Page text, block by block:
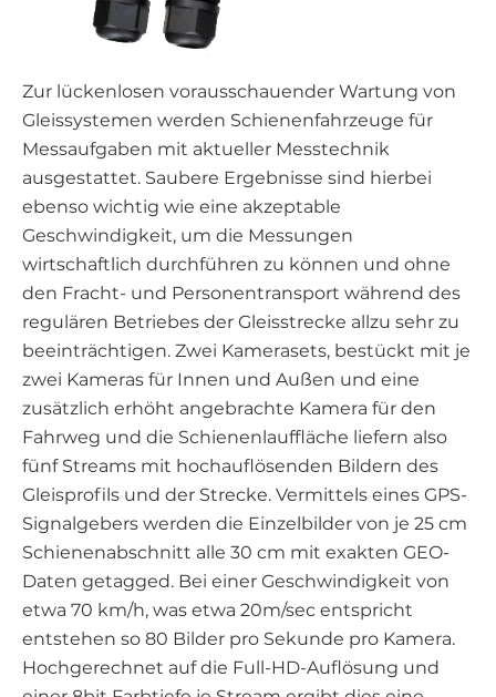
Zur lückenlosen vorausschauender Wartung von
Gleissystemen werden Schienenfahrzeuge für
Messaufgaben mit aktueller Messtechnik
ausgestattet. Saubere Ergebnisse sind hierbei
ebenso wichtig wie eine akzeptable
Geschwindigkeit, um die Messungen
wirtschaftlich durchführen zu können und ohne
den Fracht- und Personentransport während des
regulären Betriebes der Gleisstrecke allzu sehr zu
beeinträchtigen. Zwei Kamerasets, bestückt mit je
zwei Kameras für Innen und Außen und eine
zusätzlich erhöht angebrachte Kamera für den
Fahrweg und die Schienenlauffläche liefern also
fünf Streams mit hochauflösenden Bildern des
Gleisprofils und der Strecke. Vermittels eines GPS-
Signalgebers werden die Einzelbilder von je 25 cm
Schienenabschnitt alle 30 cm mit exakten GEO-
Daten getagged. Bei einer Geschwindigkeit von
etwa 70 km/h, was etwa 20m/sec entspricht
entstehen so 80 Bilder pro Sekunde pro Kamera.
Hochgerechnet auf die Full-HD-Auflösung und